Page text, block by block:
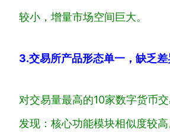
较小，增量市场空间巨大。
3.交易所产品形态单一，缺乏
对交易量最高的10家数字货币
发现：核心功能模块相似度较